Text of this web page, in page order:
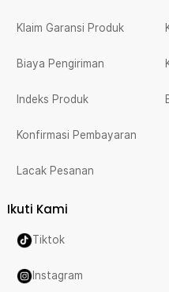
Klaim Garansi Produk
Biaya Pengiriman
Indeks Produk
Konfirmasi Pembayaran
Lacak Pesanan
Ikuti Kami
Tiktok
Instagram